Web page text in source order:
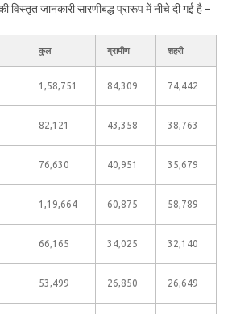
विस्तृत जानकारी सारणीबद्ध प्रारूप में नीचे दी गई है –
कुल ग्रामीण शहरी
1,58,751 84,309 74,442
82,121 43,358 38,763
76,630 40,951 35,679
1,19,664 60,875 58,789
66,165 34,025 32,140
53,499 26,850 26,649